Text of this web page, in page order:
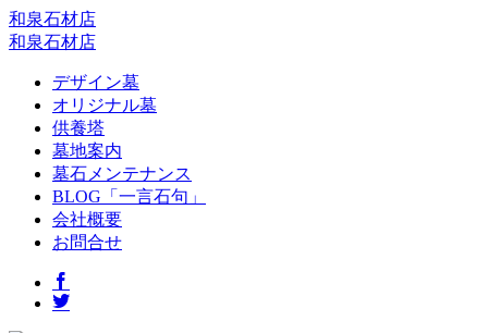
和泉石材店
和泉石材店
デザイン墓
オリジナル墓
供養塔
墓地案内
墓石メンテナンス
BLOG「一言石句」
会社概要
お問合せ